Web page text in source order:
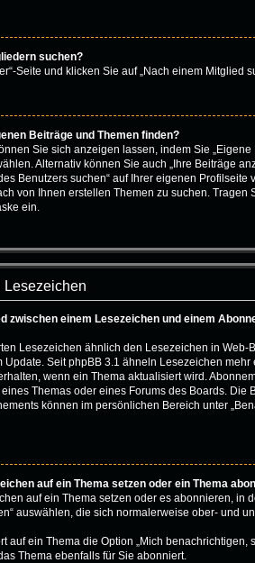
suchen?
Seite und klicken Sie auf „Nach einem Mitglied
Beiträge und Themen finden?
Sie sich anzeigen lassen, indem Sie
Alternativ können Sie auch „Ihre Beiträge
Benutzers suchen“ auf Ihrer eigenen Profilseite
von Ihnen erstellen Themen zu suchen. Tragen
ein.
Lesezeichen
zwischen einem Lesezeichen und einem
Lesezeichen ähnlich den Lesezeichen in Web-
Update. Seit phpBB 3.1 ähneln Lesezeichen
wenn ein Thema aktualisiert wird.
Themas oder eines Forums des Boards. Die
können im persönlichen Bereich unter
auf ein Thema setzen oder ein Thema
auf ein Thema setzen oder es abonnieren, in
auswählen, die sich normalerweise ober- und
auf ein Thema die Option „Mich benachrichtigen,
Thema ebenfalls für Sie abonniert.